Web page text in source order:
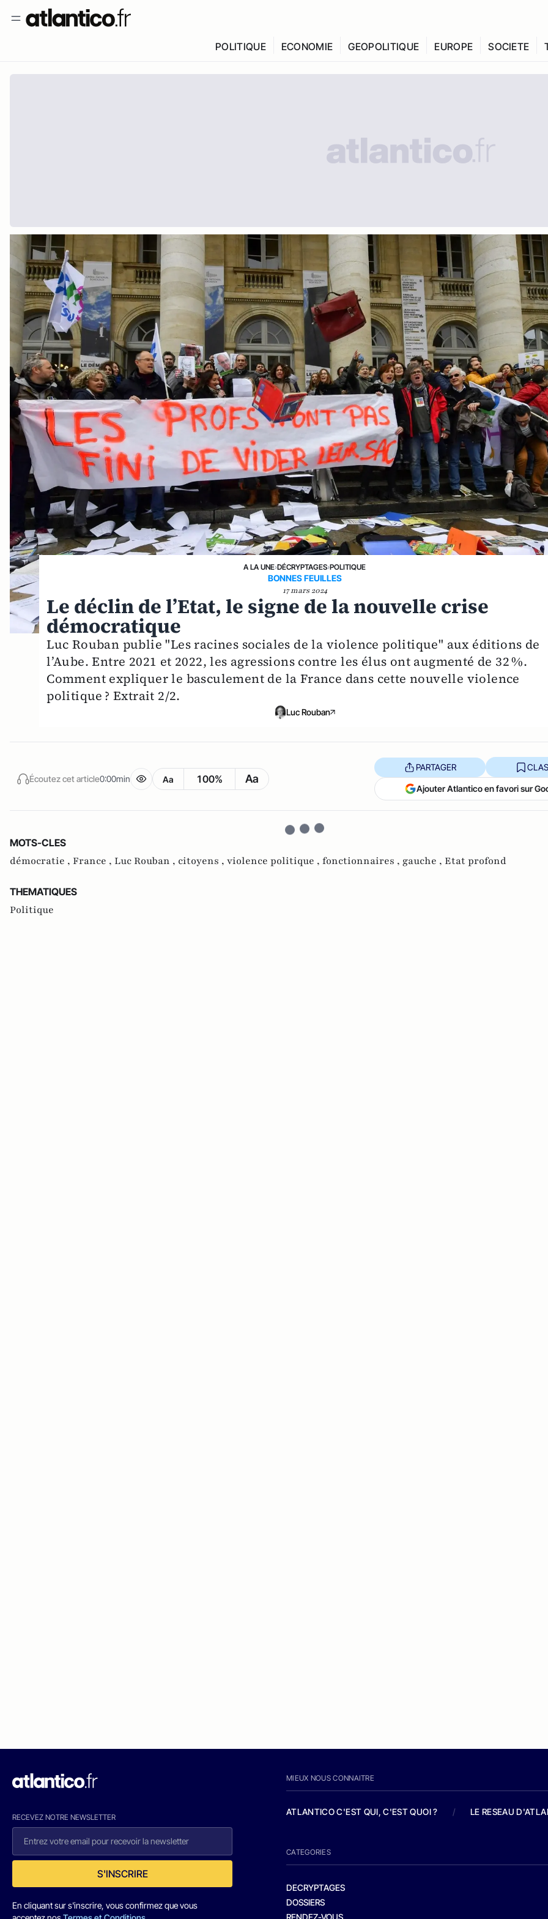
POLITIQUE ECONOMIE GEOPOLITIQUE EUROPE SOCIETE
A LA UNE›DÉCRYPTAGES›POLITIQUE
BONNES FEUILLES
17 mars 2024
Le déclin de l’Etat, le signe de la nouvelle crise
démocratique
Luc Rouban publie "Les racines sociales de la violence politique" aux éditions de
l’Aube. Entre 2021 et 2022, les agressions contre les élus ont augmenté de 32 %.
Comment expliquer le basculement de la France dans cette nouvelle violence
politique ? Extrait 2/2.
Luc Rouban
Écoutez cet article0:00min Aa 100% Aa
PARTAGER
Ajouter Atlantico en favori sur
MOTS-CLES
démocratie , France , Luc Rouban , citoyens , violence politique , fonctionnaires , gauche , Etat profond
THEMATIQUES
Politique
RECEVEZ NOTRE NEWSLETTER
S'INSCRIRE
En cliquant sur s'inscrire, vous confirmez que vous
MIEUX NOUS CONNAITRE
ATLANTICO C'EST QUI, C'EST QUOI ? / LE RESEAU
CATEGORIES
DECRYPTAGES
DOSSIERS
RENDEZ-VOUS